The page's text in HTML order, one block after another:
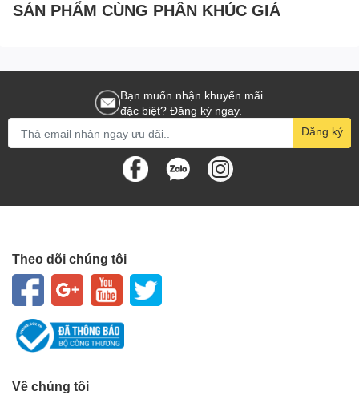
SẢN PHẨM CÙNG PHÂN KHÚC GIÁ
Bạn muốn nhận khuyến mãi
đặc biệt? Đăng ký ngay.
Đăng ký
Theo dõi chúng tôi
Về chúng tôi